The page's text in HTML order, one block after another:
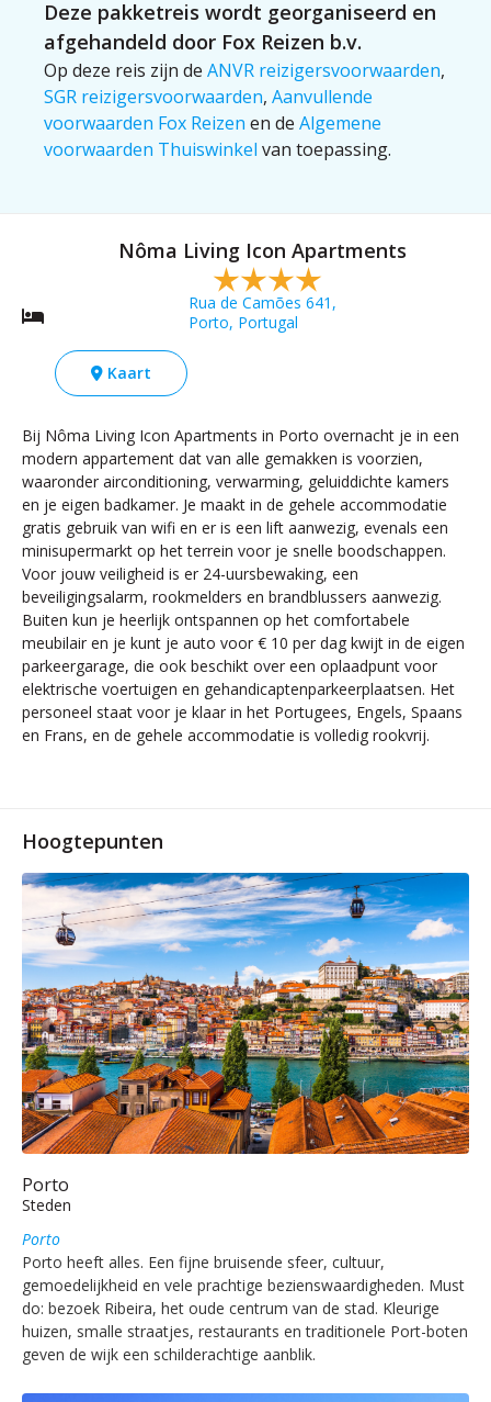
Deze pakketreis wordt georganiseerd en
afgehandeld door Fox Reizen b.v.
Op deze reis zijn de ANVR reizigersvoorwaarden,
SGR reizigersvoorwaarden, Aanvullende
voorwaarden Fox Reizen en de Algemene
voorwaarden Thuiswinkel van toepassing.
Nôma Living Icon Apartments
Rua de Camões 641,
Porto, Portugal
Kaart
Bij Nôma Living Icon Apartments in Porto overnacht je in een
modern appartement dat van alle gemakken is voorzien,
waaronder airconditioning, verwarming, geluiddichte kamers
en je eigen badkamer. Je maakt in de gehele accommodatie
gratis gebruik van wifi en er is een lift aanwezig, evenals een
minisupermarkt op het terrein voor je snelle boodschappen.
Voor jouw veiligheid is er 24-uursbewaking, een
beveiligingsalarm, rookmelders en brandblussers aanwezig.
Buiten kun je heerlijk ontspannen op het comfortabele
meubilair en je kunt je auto voor € 10 per dag kwijt in de eigen
parkeergarage, die ook beschikt over een oplaadpunt voor
elektrische voertuigen en gehandicaptenparkeerplaatsen. Het
personeel staat voor je klaar in het Portugees, Engels, Spaans
en Frans, en de gehele accommodatie is volledig rookvrij.
Hoogtepunten
Porto
Steden
Porto
Porto heeft alles. Een fijne bruisende sfeer, cultuur,
gemoedelijkheid en vele prachtige bezienswaardigheden. Must
do: bezoek Ribeira, het oude centrum van de stad. Kleurige
huizen, smalle straatjes, restaurants en traditionele Port-boten
geven de wijk een schilderachtige aanblik.